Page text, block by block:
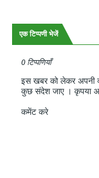
एक टिप्पणी भेजें
0 टिप्पणियाँ
इस खबर को लेकर अपनी
कुछ संदेश जाए । कृपया
कमेंट करे